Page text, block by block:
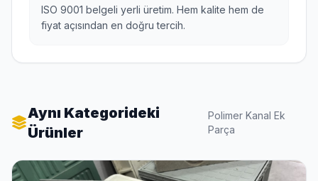
ISO 9001 belgeli yerli üretim. Hem kalite hem de
fiyat açısından en doğru tercih.
Aynı Kategorideki
Ürünler
Polimer Kanal Ek
Parça